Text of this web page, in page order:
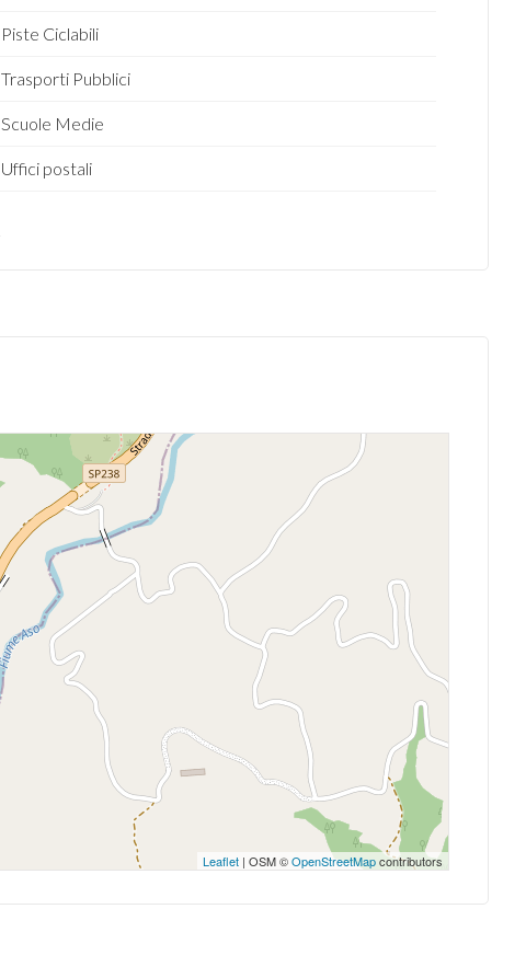
Piste Ciclabili
Trasporti Pubblici
Scuole Medie
Uffici postali
Leaflet | OSM ©OpenStreetMapcontributors